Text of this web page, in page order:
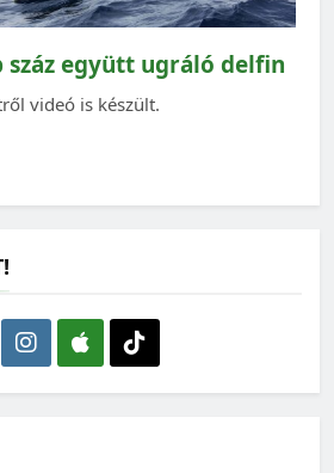
együtt ugráló delfin
videó is készült.